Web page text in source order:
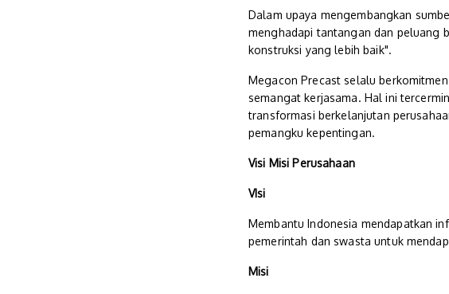
Dalam upaya mengembangkan
menghadapi tantangan dan peluang
konstruksi yang lebih baik".
Megacon Precast selalu
semangat kerjasama. Hal ini
transformasi berkelanjutan
pemangku kepentingan.
Visi Misi Perusahaan
VIsi
Membantu Indonesia mendapatkan
pemerintah dan swasta untuk
Misi